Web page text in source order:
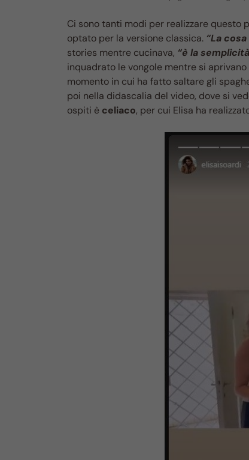
Ci sono tanti modi per realizzare questo
optato per la versione classica. “La
stories mentre cucinava, “è la
inquadrato le vongole mentre si
momento in cui ha fatto saltare gli
poi nella didascalia del video, dove si
ospiti è celiaco, per cui Elisa ha